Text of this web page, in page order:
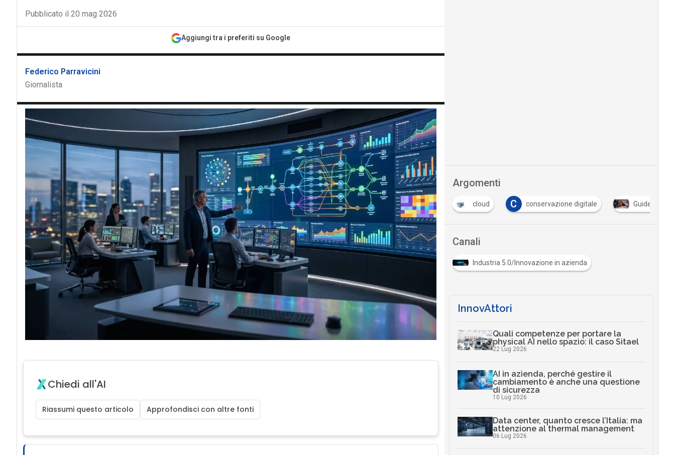
Pubblicato il 20 mag 2026
Aggiungi tra i preferiti su Google
Federico Parravicini
Giornalista
Chiedi all'AI
Riassumi questo articolo Approfondisci con altre fonti
Argomenti
automazione cloud C conservazione digitale Guide alla
Canali
Industria 5.0/Innovazione in azienda
InnovAttori
Quali competenze per portare la
physical AI nello spazio: il caso Sitael
22 Lug 2026
AI in azienda, perché gestire il
cambiamento è anche una questione
di sicurezza
10 Lug 2026
Data center, quanto cresce l’Italia: ma
attenzione al thermal management
06 Lug 2026